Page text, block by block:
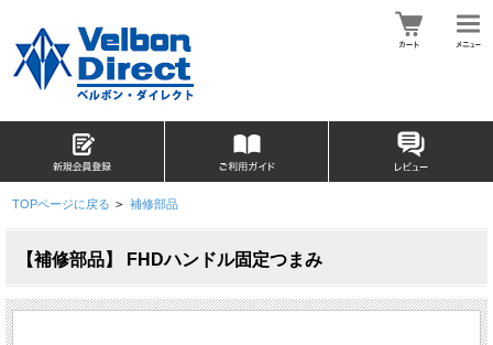
TOPページに戻る > 補修部品
【補修部品】 FHDハンドル固定つまみ